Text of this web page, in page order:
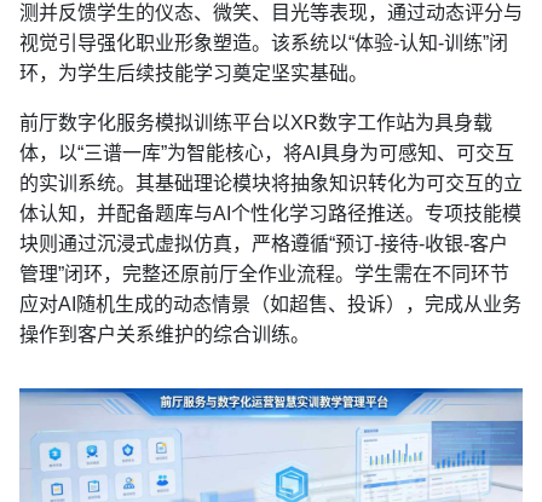
测并反馈学生的仪态、微笑、目光等表现，通过动态评分与
视觉引导强化职业形象塑造。该系统以“体验-认知-训练”闭
环，为学生后续技能学习奠定坚实基础。
前厅数字化服务模拟训练平台以XR数字工作站为具身载
体，以“三谱一库”为智能核心，将AI具身为可感知、可交互
的实训系统。其基础理论模块将抽象知识转化为可交互的立
体认知，并配备题库与AI个性化学习路径推送。专项技能模
块则通过沉浸式虚拟仿真，严格遵循“预订-接待-收银-客户
管理”闭环，完整还原前厅全作业流程。学生需在不同环节
应对AI随机生成的动态情景（如超售、投诉），完成从业务
操作到客户关系维护的综合训练。